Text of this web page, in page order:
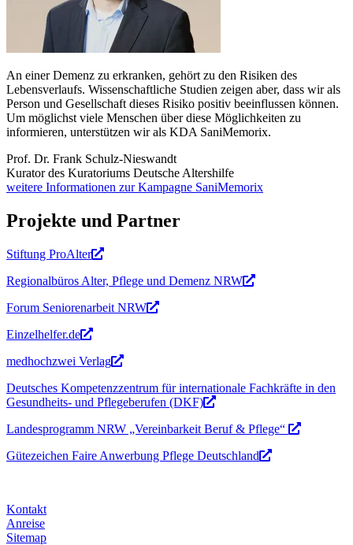
An einer Demenz zu erkranken, gehört zu den Risiken des
Lebensverlaufs. Wissenschaftliche Studien zeigen aber, dass wir als
Person und Gesellschaft dieses Risiko positiv beeinflussen können.
Um möglichst viele Menschen über diese Möglichkeiten zu
informieren, unterstützen wir als KDA SaniMemorix.
Prof. Dr. Frank Schulz-Nieswandt
Kurator des Kuratoriums Deutsche Altershilfe
weitere Informationen zur Kampagne SaniMemorix
Projekte und Partner
Stiftung ProAlter
Regionalbüros Alter, Pflege und Demenz NRW
Forum Seniorenarbeit NRW
Einzelhelfer.de
medhochzwei Verlag
Deutsches Kompetenzzentrum für internationale Fachkräfte in den
Gesundheits- und Pflegeberufen (DKF)
Landesprogramm NRW „Vereinbarkeit Beruf & Pflege“
Gütezeichen Faire Anwerbung Pflege Deutschland
Kontakt
Anreise
Sitemap